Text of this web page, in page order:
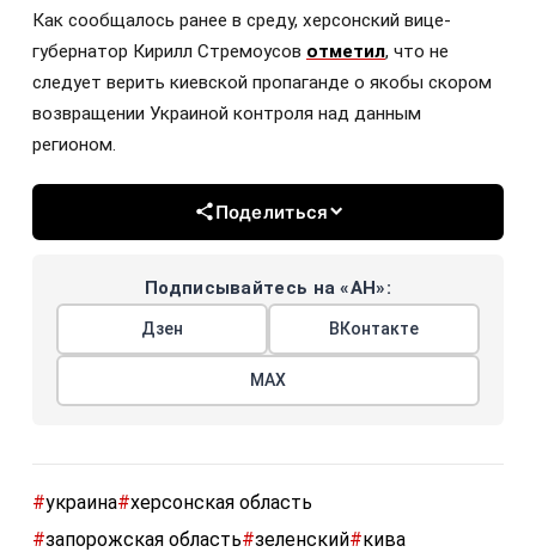
Как сообщалось ранее в среду, херсонский вице-
губернатор Кирилл Стремоусов отметил, что не
следует верить киевской пропаганде о якобы скором
возвращении Украиной контроля над данным
регионом.
Поделиться
Подписывайтесь на «АН»:
Дзен ВКонтакте
МАХ
#украина#херсонская область
#запорожская область#зеленский#кива